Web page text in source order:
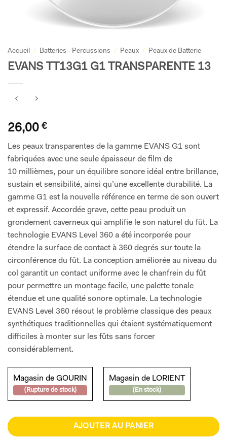
Accueil / Batteries - Percussions / Peaux / Peaux de Batterie
EVANS TT13G1 G1 TRANSPARENTE 13
26,00 €
Les peaux transparentes de la gamme EVANS G1 sont
fabriquées avec une seule épaisseur de film de
10 millièmes, pour un équilibre sonore idéal entre brillance,
sustain et sensibilité, ainsi qu’une excellente durabilité. La
gamme G1 est la nouvelle référence en terme de son ouvert
et expressif. Accordée grave, cette peau produit un
grondement caverneux qui amplifie le son naturel du fût. La
technologie EVANS Level 360 a été incorporée pour
étendre la surface de contact à 360 degrés sur toute la
circonférence du fût. La conception améliorée au niveau du
col garantit un contact uniforme avec le chanfrein du fût
pour permettre un montage facile, une palette tonale
étendue et une qualité sonore optimale. La technologie
EVANS Level 360 résout le problème classique des peaux
synthétiques traditionnelles qui étaient systématiquement
difficiles à monter sur les fûts sans forcer
considérablement.
Magasin de GOURIN
(Rupture de stock)
Magasin de LORIENT
(En stock)
AJOUTER AU PANIER